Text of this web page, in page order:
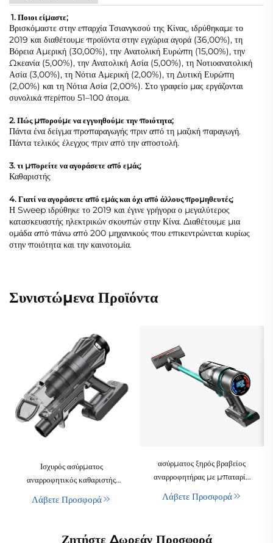
1. Ποιοι είμαστε;
Βρισκόμαστε στην επαρχία Τσιανγκσού της Κίνας, ιδρύθηκαμε το
2019 και διαθέτουμε προϊόντα στην εγχώρια αγορά (36,00%), τη
Βόρεια Αμερική (30,00%), την Ανατολική Ευρώπη (15,00%), την
Ωκεανία (5,00%), την Ανατολική Ασία (5,00%), τη Νοτιοανατολική
Ασία (3,00%), τη Νότια Αμερική (2,00%), τη Δυτική Ευρώπη
(2,00%) και τη Νότια Ασία (2,00%). Στο γραφείο μας εργάζονται
συνολικά περίπου 51–100 άτομα.
2. Πώς μπορούμε να εγγυηθούμε την ποιότητα;
Πάντα ένα δείγμα προπαραγωγής πριν από τη μαζική παραγωγή.
Πάντα τελικός έλεγχος πριν από την αποστολή.
3. τι μπορείτε να αγοράσετε από εμάς;
Καθαριστής
4. Γιατί να αγοράσετε από εμάς και όχι από άλλους προμηθευτές;
Η Sweep ιδρύθηκε το 2019 και έγινε γρήγορα ο μεγαλύτερος
κατασκευαστής ηλεκτρικών σκουπών στην Κίνα. Διαθέτουμε μια
ομάδα από πάνω από 200 μηχανικούς που επικεντρώνεται κυρίως
στην ποιότητα και την καινοτομία.
Συνιστώμενα Προϊόντα
Ισχυρός ασύρματος
αναρροφητικός καθαριστής
ασύγχρονο κινητήρα,
σκόνης με βούρτσα,
Λάβετε Προσφορά
ασύρματος ξηρός βραβείος
αναρροφητήρας με μπαταρία
ελαφρύς, χειροκίνητος, με
Λάβετε Προσφορά
Ζητήστε Δωρεάν Προσφορά